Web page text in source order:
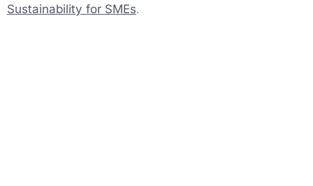
Sustainability for SMEs.